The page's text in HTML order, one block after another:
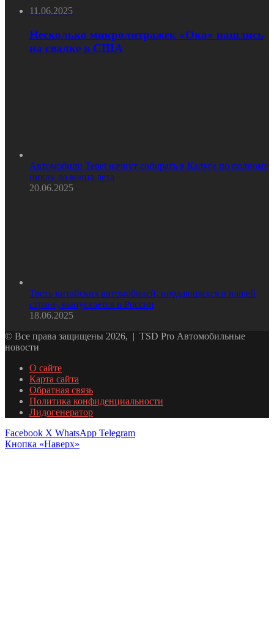
11.06.2025
Несколько микролитражек «Ока» нашлись
на свалке в США
Автомобили Tenet начнут собирать в Калуге по полному
циклу до конца лета
20.06.2025
Треть китайских автомобилей, продающихся в нашей
стране, выпускается в России
18.06.2025
© Все права защищены 2026, | TSD Pro Автомобильные
новости
О сайте
Карта сайта
Обратная связь
Политика конфиденциальности
Лидогенератор
Facebook X WhatsApp Telegram
Кнопка «Наверх»